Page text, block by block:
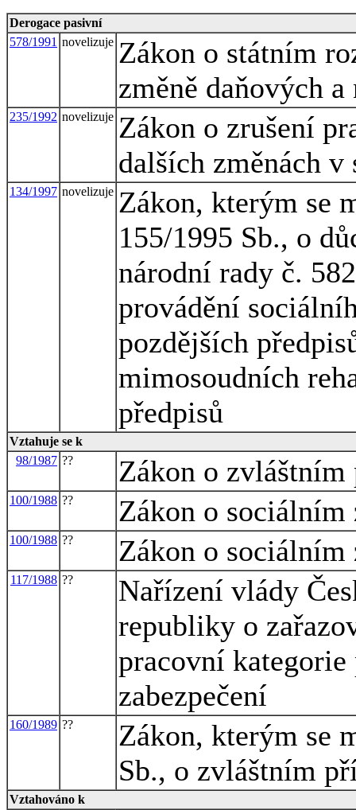
Derogace pasivní
578/1991 novelizuje Zákon o státním
změně daňových
235/1992 novelizuje Zákon o zrušení
dalších změnách
134/1997 novelizuje Zákon, kterým se
155/1995 Sb., o
národní rady č.
provádění
pozdějších
mimosoudních
předpisů
Vztahuje se k
98/1987 ?? Zákon o
100/1988 ?? Zákon o sociálním
100/1988 ?? Zákon o sociálním
117/1988 ??
Nařízení vlády
republiky o
pracovní
zabezpečení
160/1989 ??
Zákon, kterým se
Sb., o zvláštním
Vztahováno k